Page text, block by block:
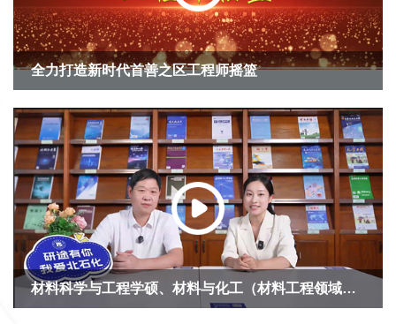
全力打造新时代首善之区工程师摇篮
材料科学与工程学硕、材料与化工（材料工程领域）专硕